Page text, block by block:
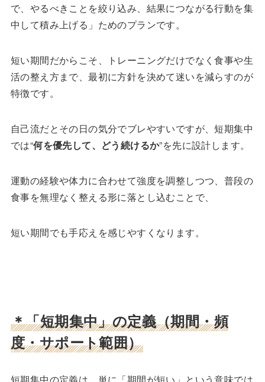
で、やるべきことを絞り込み、結果につながる行動を集
中して積み上げる」ためのプランです。
短い期間だからこそ、トレーニングだけでなく食事や生
活の整え方まで、最初に方針を決めて迷いを減らすのが
特徴です。
自己流だとその日の気分でブレやすいですが、短期集中
では“何を優先して、どう続けるか”を先に設計します。
運動の経験や体力に合わせて強度を調整しつつ、普段の
食事を無理なく整える形に落とし込むことで、
短い期間でも手応えを感じやすくなります。
＊「短期集中」の定義（期間・頻
度・サポート範囲）